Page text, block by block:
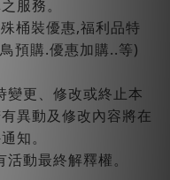
服務。
桶裝優惠,福利品特
預購.優惠加購..等)
變更、修改或終止本
異動及修改內容將在
知。
動最終解釋權。